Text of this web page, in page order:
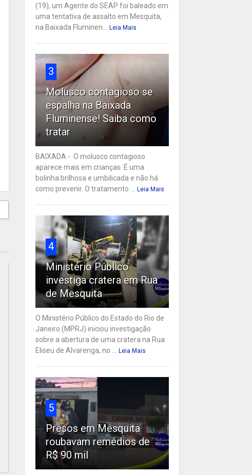
(19), um Agente do SEAP foi baleado em
uma tentativa de assalto em Mesquita,
na Baixada Fluminen... Leia Mais
3
Molusco contagioso se
espalha na Baixada
Fluminense! Saiba como
tratar
BAIXADA - O molusco contagioso
aparece mais em crianças. É uma
bolinha brilhosa e umbilicada e não há
como prevenir. O tratamento ... Leia Mais
4
Ministério Público
investiga cratera em Rua
de Mesquita
O Ministério Público do Estado do Rio de
Janeiro (MPRJ) iniciou investigação
sobre a abertura de uma cratera na Rua
Eliseu de Alvarenga, no ... Leia Mais
5
Presos em Mesquita
roubavam remédios de
R$ 90 mil